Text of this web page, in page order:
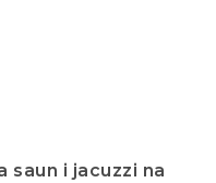
saun i jacuzzi na